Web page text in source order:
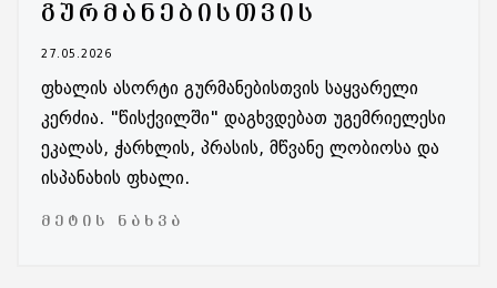
ᲒᲣᲠᲛᲐᲜᲔᲑᲘᲡᲗᲕᲘᲡ
27.05.2026
ფხალის ასორტი გურმანებისთვის საყვარელი
კერძია. "წისქვილში" დაგხვდებათ უგემრიელესი
ეკალას, ჭარხლის, პრასის, მწვანე ლობიოსა და
ისპანახის ფხალი.
ᲛᲔᲢᲘᲡ ᲜᲐᲮᲕᲐ